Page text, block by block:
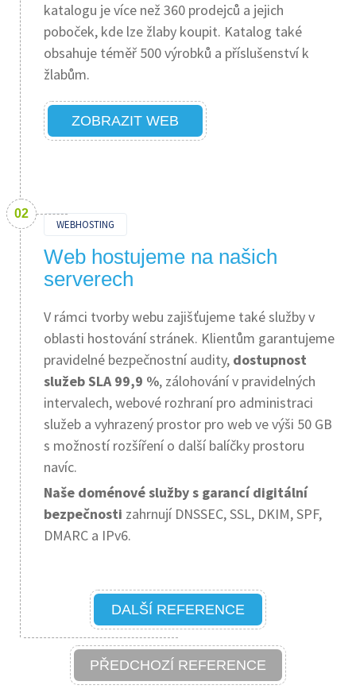
katalogu je více než 360 prodejců a jejich
poboček, kde lze žlaby koupit. Katalog také
obsahuje téměř 500 výrobků a příslušenství k
žlabům.
ZOBRAZIT WEB
WEBHOSTING
Web hostujeme na našich
serverech
V rámci tvorby webu zajišťujeme také služby v
oblasti hostování stránek. Klientům garantujeme
pravidelné bezpečnostní audity, dostupnost
služeb SLA 99,9 %, zálohování v pravidelných
intervalech, webové rozhraní pro administraci
služeb a vyhrazený prostor pro web ve výši 50 GB
s možností rozšíření o další balíčky prostoru
navíc.
Naše doménové služby s garancí digitální
bezpečnosti zahrnují DNSSEC, SSL, DKIM, SPF,
DMARC a IPv6.
PŘEDCHOZÍ REFERENCE
DALŠÍ REFERENCE